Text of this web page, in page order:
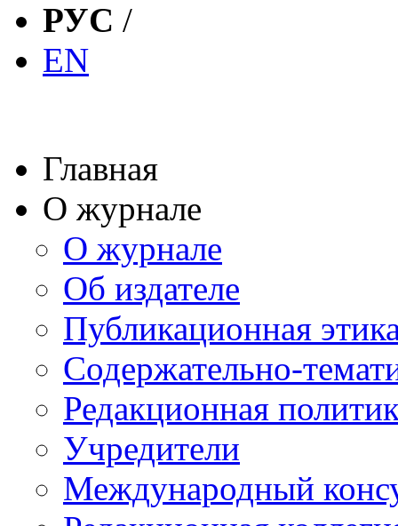
РУС /
EN
Главная
О журнале
О журнале
Об издателе
Публикационная
Содержательно-
Редакционная
Учредители
Международный